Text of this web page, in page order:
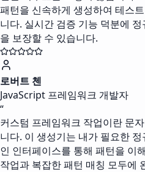
패턴을 신속하게 생성하여 테스
니다. 실시간 검증 기능 덕분에
을 보장할 수 있습니다.
로버트 첸
JavaScript 프레임워크 개발자
“
커스텀 프레임워크 작업이란 문
니다. 이 생성기는 내가 필요한
인 인터페이스를 통해 패턴을 이
작업과 복잡한 패턴 매칭 모두에